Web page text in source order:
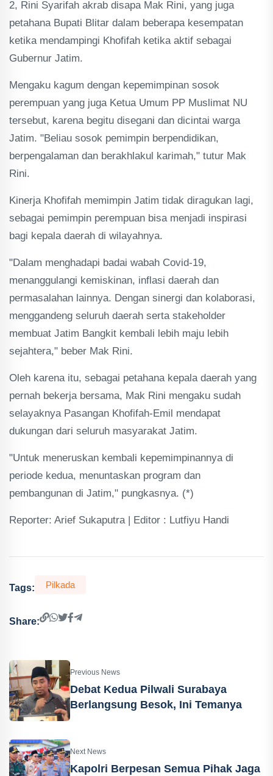
2, Rini Syarifah akrab disapa Mak Rini, yang juga
petahana Bupati Blitar dalam beberapa kesempatan
ketika mendampingi Khofifah ketika aktif sebagai
Gubernur Jatim.
Mengaku kagum dengan kepemimpinan sosok
perempuan yang juga Ketua Umum PP Muslimat NU
tersebut, karena begitu disegani dan dicintai warga
Jatim. "Beliau sosok pemimpin berpendidikan,
berpengalaman dan berakhlakul karimah," tutur Mak
Rini.
Kinerja Khofifah memimpin Jatim tidak diragukan lagi,
sebagai pemimpin perempuan bisa menjadi inspirasi
bagi kepala daerah di wilayahnya.
"Dalam menghadapi badai wabah Covid-19,
menanggulangi kemiskinan, inflasi daerah dan
permasalahan lainnya. Dengan sinergi dan kolaborasi,
menggandeng seluruh daerah serta stakeholder
membuat Jatim Bangkit kembali lebih maju lebih
sejahtera," beber Mak Rini.
Oleh karena itu, sebagai petahana kepala daerah yang
pernah bekerja bersama, Mak Rini mengaku sudah
selayaknya Pasangan Khofifah-Emil mendapat
dukungan dari seluruh masyarakat Jatim.
"Untuk meneruskan kembali kepemimpinannya di
periode kedua, menuntaskan program dan
pembangunan di Jatim," pungkasnya. (*)
Reporter: Arief Sukaputra | Editor : Lutfiyu Handi
Tags: Pilkada
Share:
Previous News
Debat Kedua Pilwali Surabaya
Berlangsung Besok, Ini Temanya
Next News
Kapolri Berpesan Semua Pihak Jaga